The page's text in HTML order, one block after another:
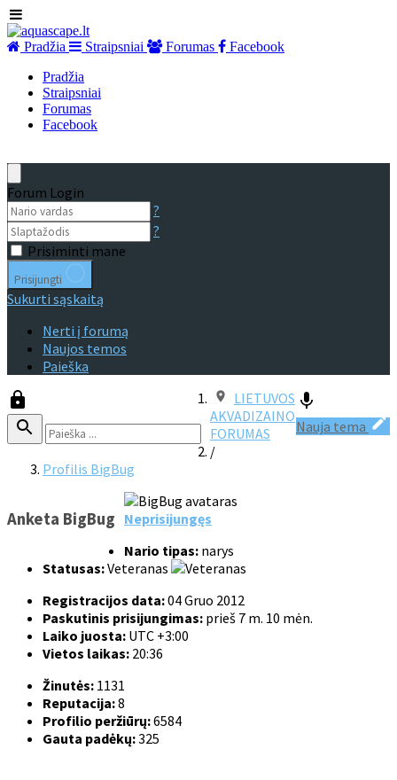
Pradžia Straipsniai Forumas
Facebook
Pradžia
Straipsniai
Forumas
Facebook
Forum Login
?
?
Prisiminti mane
Prisijungti
Sukurti sąskaitą
Nerti į forumą
Naujos temos
Paieška
Nauja tema
LIETUVOS
AKVADIZAINO
FORUMAS
/
Profilis BigBug
Anketa BigBug Neprisijungęs
Nario tipas: narys
Statusas:Veteranas
Registracijos data:04 Gruo 2012
Paskutinis prisijungimas: prieš 7 m. 10 mėn.
Laiko juosta: UTC +3:00
Vietos laikas: 20:36
Žinutės: 1131
Reputacija:8
Profilio peržiūrų:6584
Gauta padėkų:325